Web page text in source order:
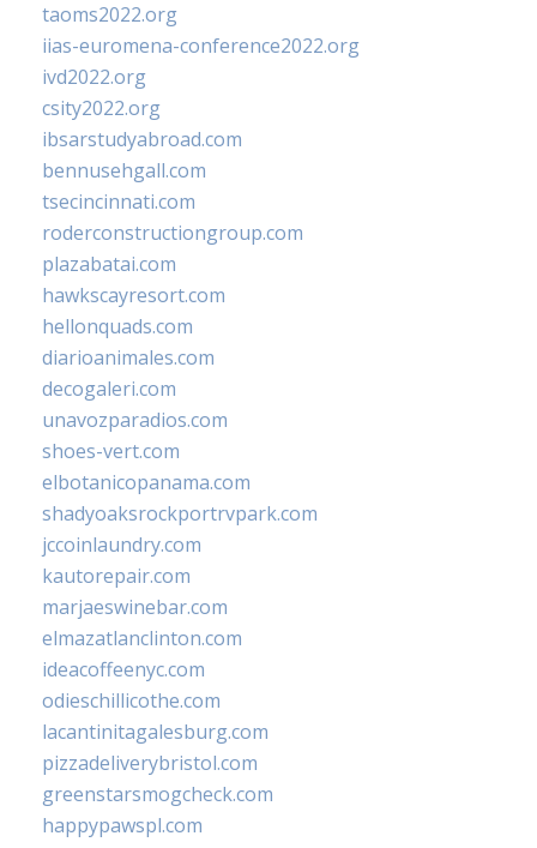
taoms2022.org
iias-euromena-conference2022.org
ivd2022.org
csity2022.org
ibsarstudyabroad.com
bennusehgall.com
tsecincinnati.com
roderconstructiongroup.com
plazabatai.com
hawkscayresort.com
hellonquads.com
diarioanimales.com
decogaleri.com
unavozparadios.com
shoes-vert.com
elbotanicopanama.com
shadyoaksrockportrvpark.com
jccoinlaundry.com
kautorepair.com
marjaeswinebar.com
elmazatlanclinton.com
ideacoffeenyc.com
odieschillicothe.com
lacantinitagalesburg.com
pizzadeliverybristol.com
greenstarsmogcheck.com
happypawspl.com